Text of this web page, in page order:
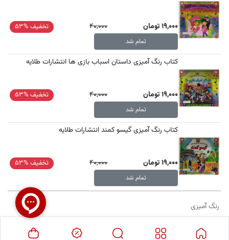
19,000 تومان 40,000 تخفیف %53
تمام شد
کتاب رنگ آمیزی داستان اسباب بازی ها انتشارات طلایه
19,000 تومان 40,000 تخفیف %53
تمام شد
کتاب رنگ آمیزی گیسو کمند انتشارات طلایه
19,000 تومان 40,000 تخفیف %53
تمام شد
رنگ آمیزی